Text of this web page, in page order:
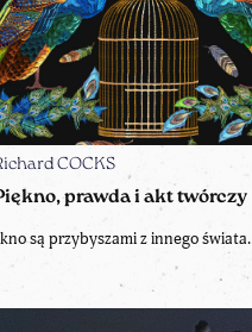
COCKS
prawda i akt twórczy
są przybyszami z innego świata.